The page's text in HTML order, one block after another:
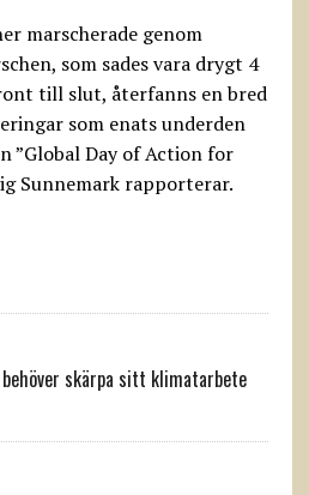
marscherade genom
som sades vara drygt 4
till slut, återfanns en bred
som enats underden
”Global Day of Action for
Sunnemark rapporterar.
skärpa sitt klimatarbete